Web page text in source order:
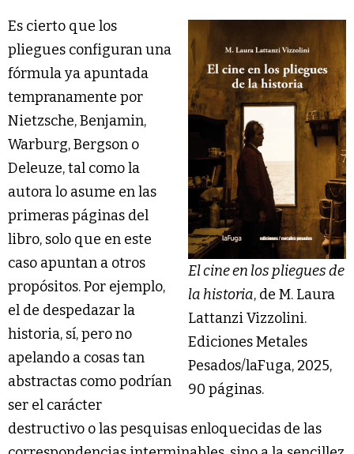
El cine en los pliegues de
la historia, de M. Laura
Lattanzi Vizzolini.
Ediciones Metales
Pesados/laFuga, 2025,
90 páginas.
Es cierto que los
pliegues configuran una
fórmula ya apuntada
tempranamente por
Nietzsche, Benjamin,
Warburg, Bergson o
Deleuze, tal como la
autora lo asume en las
primeras páginas del
libro, solo que en este
caso apuntan a otros
propósitos. Por ejemplo,
el de despedazar la
historia, sí, pero no
apelando a cosas tan
abstractas como podrían
ser el carácter
destructivo o las pesquisas enloquecidas de las